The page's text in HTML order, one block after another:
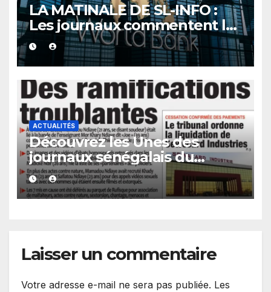
LA MATINALE DE SL-INFO :
Les journaux commentent le
nouvel accord du Sénégal
avec la Banque mondiale
ACTUALITÉS
Découvrez les Unes des
journaux sénégalais du
mercredi 05 août 2026
Laisser un commentaire
Votre adresse e-mail ne sera pas publiée. Les